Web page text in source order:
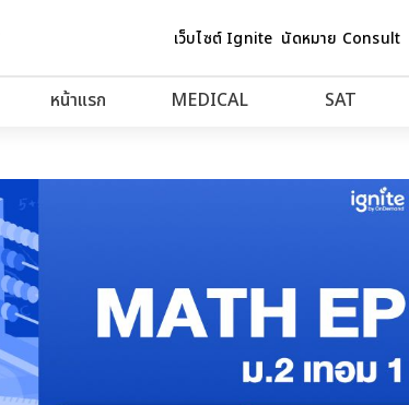
เว็บไซต์ Ignite นัดหมาย Consult
หน้าแรก MEDICAL SAT